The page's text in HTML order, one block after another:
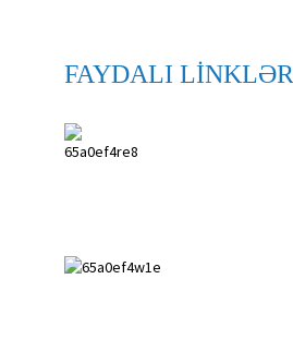
FAYDALI LİNKLƏR